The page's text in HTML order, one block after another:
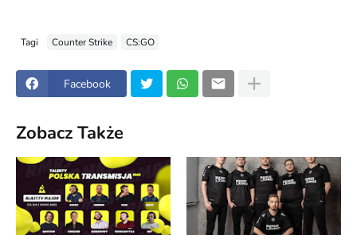
Tagi Counter Strike CS:GO
Facebook
Zobacz Także